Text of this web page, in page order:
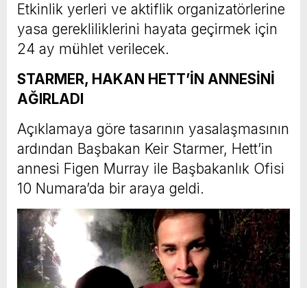
Etkinlik yerleri ve aktiflik organizatörlerine
yasa gerekliliklerini hayata geçirmek için
24 ay mühlet verilecek.
STARMER, HAKAN HETT’İN ANNESİNİ
AĞIRLADI
Açıklamaya göre tasarının yasalaşmasının
ardından Başbakan Keir Starmer, Hett’in
annesi Figen Murray ile Başbakanlık Ofisi
10 Numara’da bir araya geldi.